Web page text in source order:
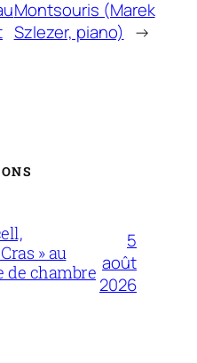
Montsouris (Marek
Szlezer, piano) →
» au
de chambre
5
août
2026